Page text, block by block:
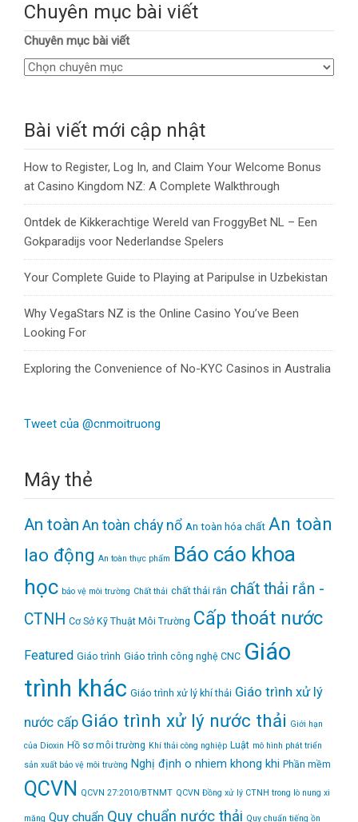
Chuyên mục bài viết
Chuyên mục bài viết
Bài viết mới cập nhật
How to Register, Log In, and Claim Your Welcome Bonus
at Casino Kingdom NZ: A Complete Walkthrough
Ontdek de Kikkerachtige Wereld van FroggyBet NL – Een
Gokparadijs voor Nederlandse Spelers
Your Complete Guide to Playing at Paripulse in Uzbekistan
Why VegaStars NZ is the Online Casino You’ve Been
Looking For
Exploring the Convenience of No-KYC Casinos in Australia
Tweet của @cnmoitruong
Mây thẻ
An toàn An toàn cháy nổ An toàn hóa chất An toàn
lao động An toàn thực phẩm Báo cáo khoa
học bảo vệ môi trường Chất thải chất thải rắn chất thải rắn -
CTNH Cơ Sở Kỹ Thuật Môi Trường Cấp thoát nước
Featured Giáo trình Giáo trình công nghệ CNC Giáo
trình khác Giáo trình xử lý khí thải Giáo trình xử lý
nước cấp Giáo trình xử lý nước thải Giới hạn
của Dioxin Hồ sơ môi trường Khí thải công nghiệp Luật mô hình phát triển
sản xuất bảo vệ môi trường Nghị định o nhiem khong khi Phần mềm
QCVN QCVN 27:2010/BTNMT QCVN Đồng xử lý CTNH trong lò nung xi
măng Quy chuẩn Quy chuẩn nước thải Quy chuẩn tiếng ồn